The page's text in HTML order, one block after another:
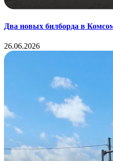
Два новых билборда в
26.06.2026